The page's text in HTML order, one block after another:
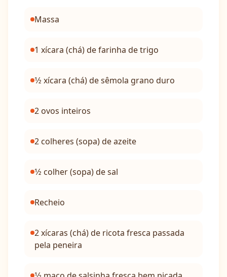
Massa
1 xícara (chá) de farinha de trigo
1⁄2 xícara (chá) de sêmola grano duro
2 ovos inteiros
2 colheres (sopa) de azeite
1⁄2 colher (sopa) de sal
Recheio
2 xícaras (chá) de ricota fresca passada
pela peneira